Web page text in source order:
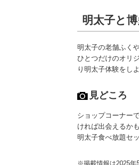
明太子と
明太子の老舗ふく
ひとつだけのオリ
り明太子体験をし
見どころ
ショップコーナー
ければ出会えるか
明太子食べ放題セ
※掲載情報は2025年